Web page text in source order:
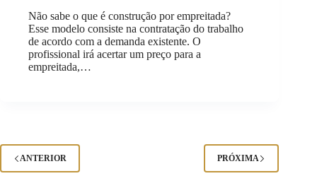
Não sabe o que é construção por empreitada?
Esse modelo consiste na contratação do trabalho
de acordo com a demanda existente. O
profissional irá acertar um preço para a
empreitada,…
ANTERIOR PRÓXIMA